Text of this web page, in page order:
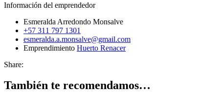
Información del emprendedor
Esmeralda Arredondo Monsalve
+57 311 797 1301
esmeralda.a.monsalve@gmail.com
Emprendimiento Huerto Renacer
Share:
También te recomendamos…